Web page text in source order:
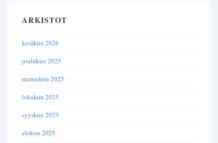
ARKISTOT
kesäkuu 2026
joulukuu 2025
marraskuu 2025
lokakuu 2025
syyskuu 2025
elokuu 2025